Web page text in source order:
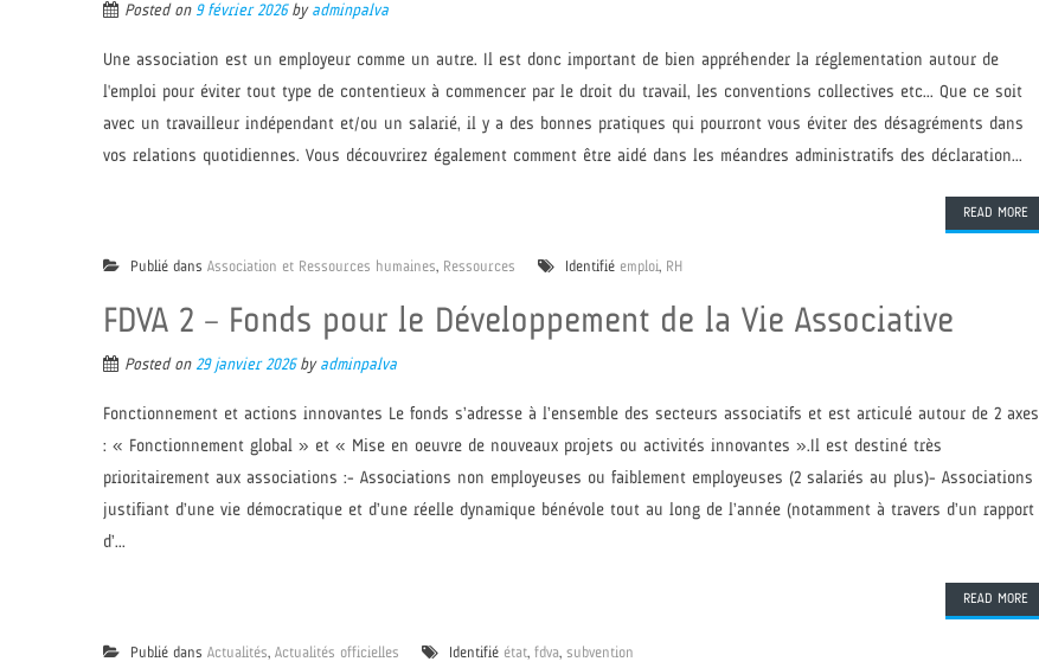
Posted on 9 février 2026by adminpalva
Une association est un employeur comme un autre. Il est donc important de bien appréhender la réglementation autour de
l'emploi pour éviter tout type de contentieux à commencer par le droit du travail, les conventions collectives etc... Que ce soit
avec un travailleur indépendant et/ou un salarié, il y a des bonnes pratiques qui pourront vous éviter des désagréments dans
vos relations quotidiennes. Vous découvrirez également comment être aidé dans les méandres administratifs des déclaration...
READ MORE
Publié dans Association et Ressources humaines, Ressources Identifié emploi, RH
FDVA 2 – Fonds pour le Développement de la Vie Associative
Posted on 29 janvier 2026by adminpalva
Fonctionnement et actions innovantes Le fonds s’adresse à l’ensemble des secteurs associatifs et est articulé autour de 2 axes
: « Fonctionnement global » et « Mise en oeuvre de nouveaux projets ou activités innovantes ».Il est destiné très
prioritairement aux associations :- Associations non employeuses ou faiblement employeuses (2 salariés au plus)- Associations
justifiant d’une vie démocratique et d’une réelle dynamique bénévole tout au long de l’année (notamment à travers d’un rapport
d’...
READ MORE
Publié dans Actualités, Actualités officielles Identifié état, fdva, subvention